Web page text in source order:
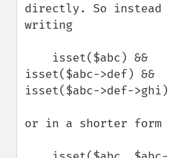
directly. So instead
writing
isset($abc->def) &&
isset($abc->def->ghi)
or in a shorter form